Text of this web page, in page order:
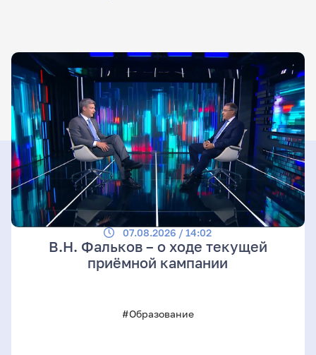
07.08.2026 / 14:02
В.Н. Фальков – о ходе текущей
приёмной кампании
#Образование